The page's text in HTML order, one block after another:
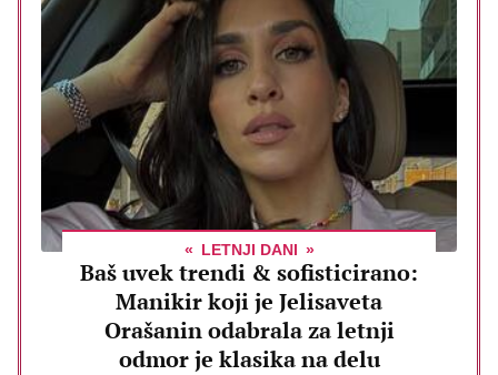
LETNJI DANI
Baš uvek trendi & sofisticirano:
Manikir koji je Jelisaveta
Orašanin odabrala za letnji
odmor je klasika na delu